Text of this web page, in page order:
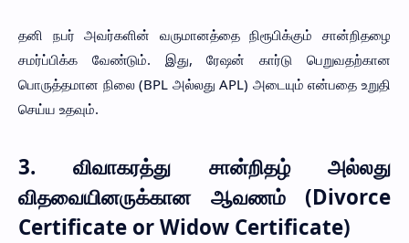
தனி நபர் அவர்களின் வருமானத்தை நிரூபிக்கும் சான்றிதழை
சமர்ப்பிக்க வேண்டும். இது, ரேஷன் கார்டு பெறுவதற்கான
பொருத்தமான நிலை (BPL அல்லது APL) அடையும் என்பதை உறுதி
செய்ய உதவும்.
3.விவாகரத்து சான்றிதழ் அல்லது
விதவையினருக்கான ஆவணம் (Divorce
Certificate or Widow Certificate)